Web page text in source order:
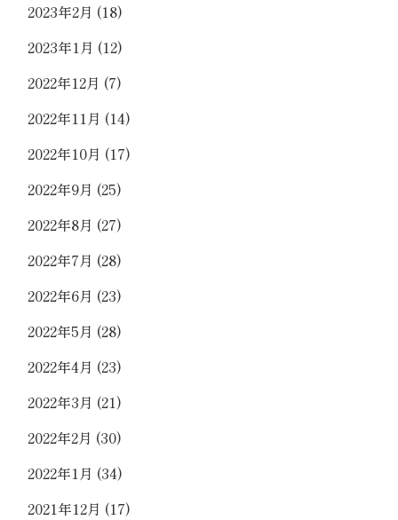
2023年2月 (18)
2023年1月 (12)
2022年12月 (7)
2022年11月 (14)
2022年10月 (17)
2022年9月 (25)
2022年8月 (27)
2022年7月 (28)
2022年6月 (23)
2022年5月 (28)
2022年4月 (23)
2022年3月 (21)
2022年2月 (30)
2022年1月 (34)
2021年12月 (17)